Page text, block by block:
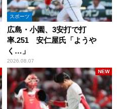
スポーツ
広島・小園、3安打で打
率.251 安仁屋氏「ようや
く…」
2026.08.07
NEW